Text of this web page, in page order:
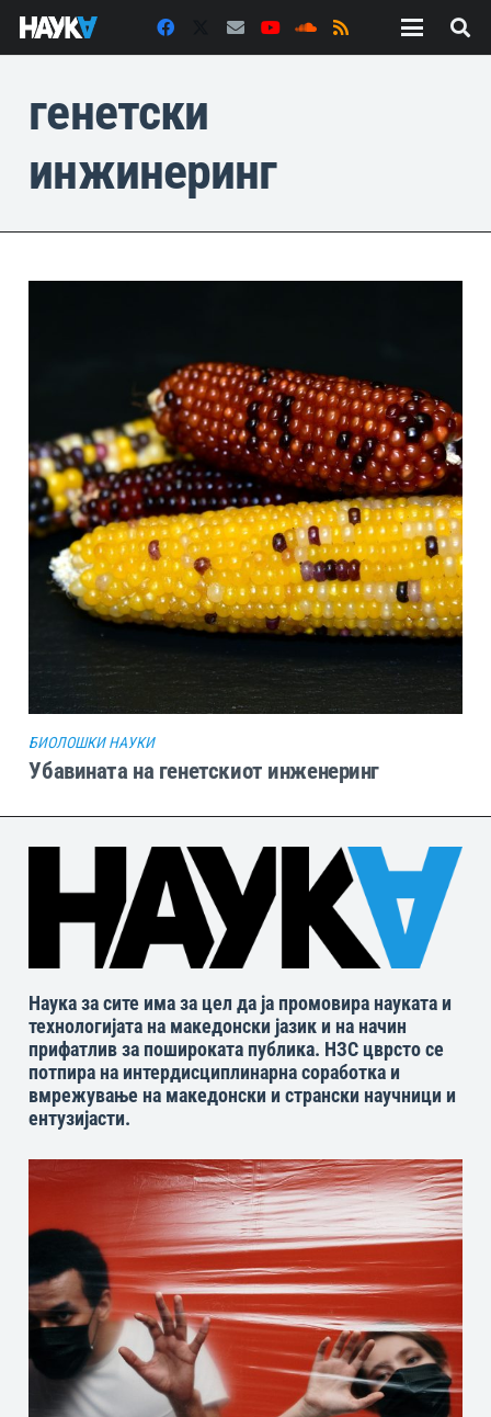
генетски
инжинеринг
БИОЛОШКИ НАУКИ
Убавината на генетскиот инженеринг
Наука за сите има за цел да ја промовира науката и
технологијата на македонски јазик и на начин
прифатлив за пошироката публика. НЗС цврсто се
потпира на интердисциплинарна соработка и
вмрежување на македонски и странски научници и
ентузијасти.